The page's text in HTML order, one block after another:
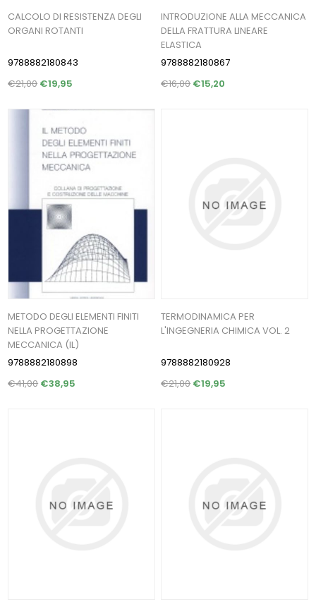
CALCOLO DI RESISTENZA DEGLI
ORGANI ROTANTI
9788882180843
€21,00 €19,95
INTRODUZIONE ALLA MECCANICA
DELLA FRATTURA LINEARE
ELASTICA
9788882180867
€16,00€15,20
METODO DEGLI ELEMENTI FINITI
NELLA PROGETTAZIONE
MECCANICA (IL)
9788882180898
€41,00 €38,95
TERMODINAMICA PER
L'INGEGNERIA CHIMICA VOL. 2
9788882180928
€21,00€19,95